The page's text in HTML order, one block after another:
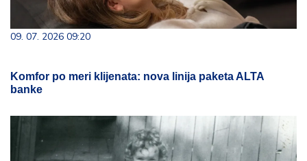
09. 07. 2026 09:20
Komfor po meri klijenata: nova linija paketa ALTA
banke